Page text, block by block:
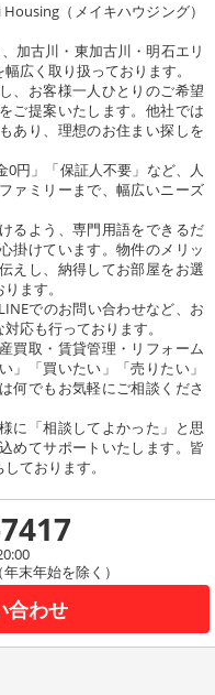
（メイキハウジング）
加古川・東加古川・明石エリ
広く取り扱っております。
、お客様一人ひとりのご希望
ご提案いたします。他社では
あり、理想のお住まい探しを
0円」「保証人不要」など、人
ァミリーまで、幅広いニーズ
るよう、専門用語をできるだ
掛けています。物件のメリッ
えし、納得してお部屋をお選
ます。
でのお問い合わせなど、お
応も行っております。
買取・賃貸管理・リフォーム
」「買いたい」「売りたい」
何でもお気軽にご相談くださ
に「相談してよかった」と思
めてサポートいたします。皆
ております。
末年始を除く）
合わせ